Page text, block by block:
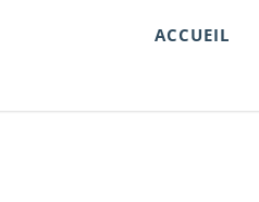
ACCUEIL